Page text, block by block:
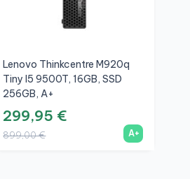
Lenovo Thinkcentre M920q
Tiny I5 9500T, 16GB, SSD
256GB, A+
299,95 €
899,00 € A+